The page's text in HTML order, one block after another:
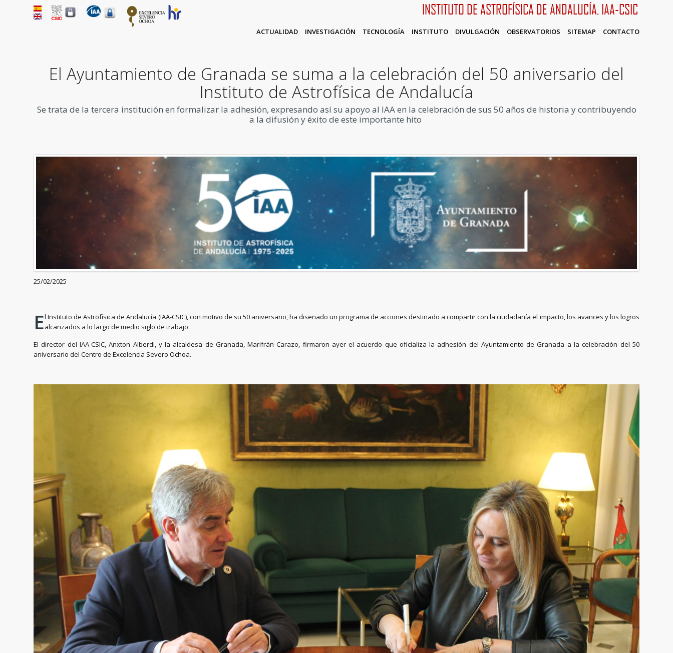
INSTITUTO DE ASTROFÍSICA DE ANDALUCÍA, IAA-CSIC
ACTUALIDAD INVESTIGACIÓN TECNOLOGÍA INSTITUTO DIVULGACIÓN OBSERVATORIOS SITEMAP CONTACTO
El Ayuntamiento de Granada se suma a la celebración del 50 aniversario del
Instituto de Astrofísica de Andalucía
Se trata de la tercera institución en formalizar la adhesión, expresando así su apoyo al IAA en la celebración de sus 50 años de historia y contribuyendo
a la difusión y éxito de este importante hito
25/02/2025
El Instituto de Astrofísica de Andalucía (IAA-CSIC), con motivo de su 50 aniversario, ha diseñado un programa de acciones destinado a compartir con la ciudadanía el impacto, los avances y los logros
alcanzados a lo largo de medio siglo de trabajo.
El director del IAA-CSIC, Anxton Alberdi, y la alcaldesa de Granada, Marifrán Carazo, firmaron ayer el acuerdo que oficializa la adhesión del Ayuntamiento de Granada a la celebración del 50
aniversario del Centro de Excelencia Severo Ochoa.